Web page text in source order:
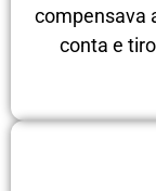
compensava
conta e